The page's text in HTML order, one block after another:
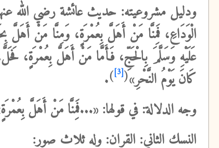
ودليل مشروعيته: حديث عائشة رضي الله
‌الْوَدَاعِ، فَمِنَّا مَنْ أَهَلَّ بِعُمْرَةٍ، وَمِنَّا مَنْ
عَلَيْهِ وَسَلَّمَ بِالْحَجِّ، فَأَمَّا مَنْ أَهَلَّ بِعُمْرَةٍ،
كَانَ يَوْمُ النَّحْرِ»(
[3]
)
.
وجه الدلالة: في قولها: «...فَمِنَّا مَنْ أَهَلَّ
النسك الثاني: القران: وله ثلاث صور: